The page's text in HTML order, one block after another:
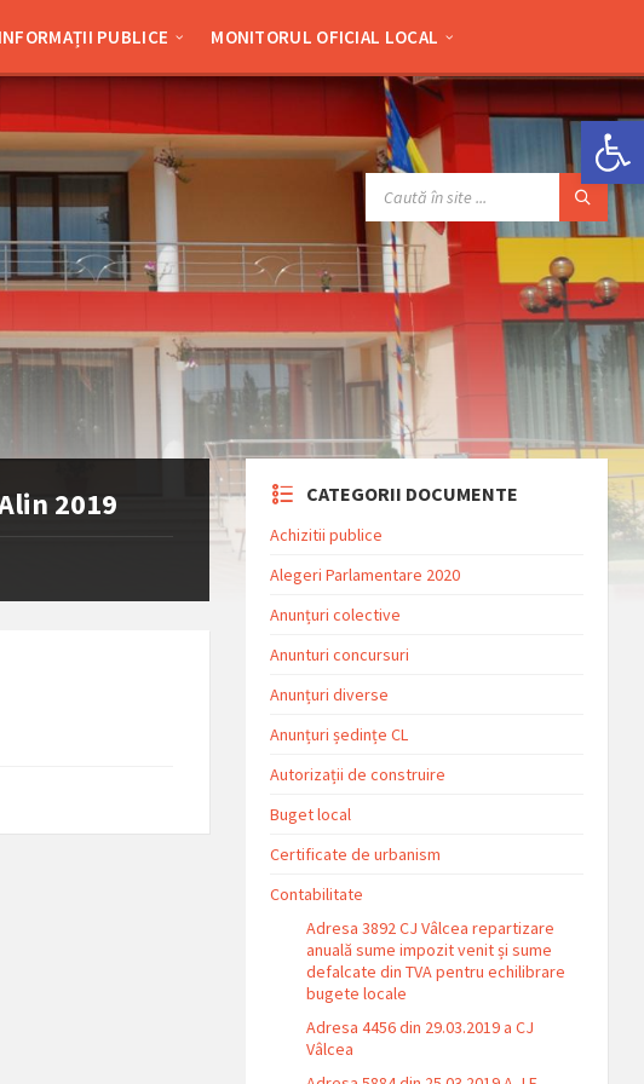
Deschide bara de unelte
INFORMAȚII PUBLICE MONITORUL OFICIAL LOCAL
2019 CATEGORII DOCUMENTE
Achizitii publice
Alegeri Parlamentare 2020
Anunțuri colective
Anunturi concursuri
Anunțuri diverse
Anunțuri ședințe CL
Autorizații de construire
Buget local
Certificate de urbanism
Contabilitate
Adresa 3892 CJ Vâlcea repartizare
anuală sume impozit venit și sume
defalcate din TVA pentru echilibrare
bugete locale
Adresa 4456 din 29.03.2019 a CJ
Vâlcea